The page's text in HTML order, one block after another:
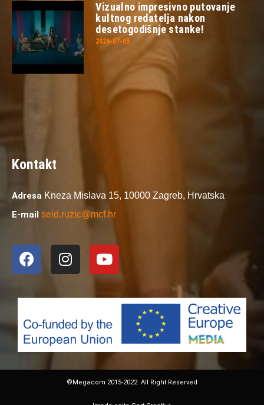
Vizualno impresivno putovanje
kultnog redatelja nakon
desetogodišnje stanke!
2026-07-05
Kontakt
Adresa Kneza Mislava 15, 10000 Zagreb, Hrvatska
E-mail seid.ruzic@mcf.hr
©Megacom 2015-2022. All Right Reserved